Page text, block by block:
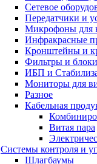
Сетевое
Передатчики и
Микрофоны для
Инфракрасные
Кронштейны и
Фильтры и блоки
ИБП и
Мониторы для
Разное
Кабельная
Витая пара
Системы контроля и
Шлагбаумы